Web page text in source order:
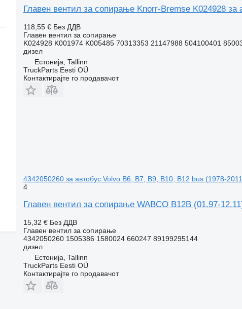
Главен вентил за сопирање Knorr-Bremse K024928
118,55 € Без ДДВ
Главен вентил за сопирање
K024928 K001974 K005485 70313353 21147988 504100401
дизел
Естонија, Tallinn
TruckParts Eesti OÜ
Контактирајте го продавачот
4342050260 за автобус Volvo B6, B7, B9, B10, B12 bus (1978-
4
Главен вентил за сопирање WABCO B12B (01.97-
15,32 € Без ДДВ
Главен вентил за сопирање
4342050260 1505386 1580024 660247 89199295144
дизел
Естонија, Tallinn
TruckParts Eesti OÜ
Контактирајте го продавачот